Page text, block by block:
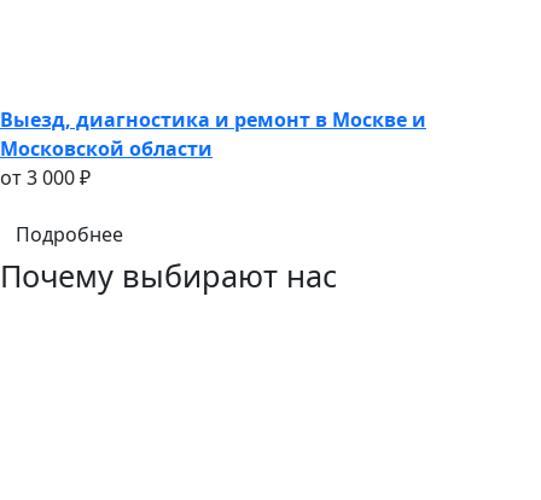
Выезд, диагностика и ремонт в Москве и
Московской области
oт 3 000 ₽
Подробнее
Почему выбирают нас